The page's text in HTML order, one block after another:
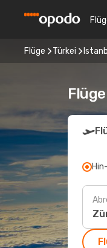
Flüge Türkei